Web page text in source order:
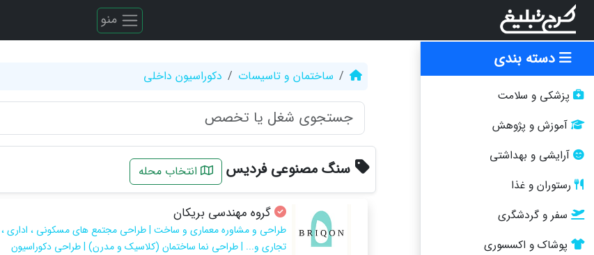
منو
دسته بندی
پزشکی و سلامت
آموزش و پژوهش
آرایشی و بهداشتی
رستوران و غذا
سفر و گردشگری
پوشاک و اکسسوری
ساختمان و تاسیسات دکوراسیون داخلی
سنگ مصنوعی فردیس انتخاب محله
گروه مهندسی بریکان
طراحی و مشاوره معماری و ساخت | طراحی مجتمع های مسکونی ، اداری ،
تجاری و... | طراحی نما ساختمان (کلاسیک و مدرن) | طراحی دکوراسیون